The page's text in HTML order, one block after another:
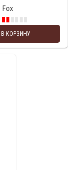
Fox
В КОРЗИНУ